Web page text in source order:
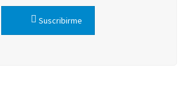
Suscribirme